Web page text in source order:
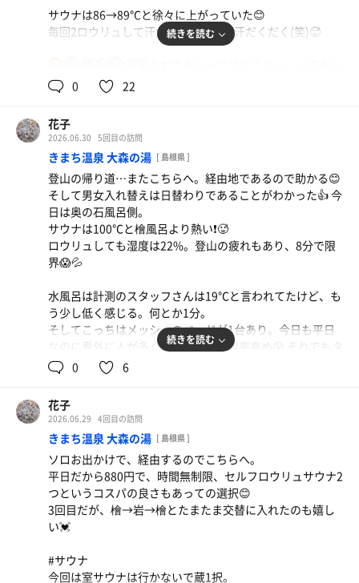
運動した後は肉！
ロッカーも大きさ選べるし、色々サービス精神感じました
💕外に例の本物オレンジ使った生搾り自販機とサーティワ
機初めて見た‼️
石。もちろん椅子の石はきれいに平らになってる。ベンチ
らしきものも奥にありました。所謂プラ椅子は無し😰
水風呂縁または石の椅子での休憩…気持ち良かったけどね
地元に愛されてる感たっぷりの、のんびりサ活には持って
こいの施設…いいなぁ…😍
サウナは86→89℃と徐々に上がっていた😊
毎回2ロウリュして汗だく…というか汗だくだく(笑)🥵
た。でも水風呂の温度計は20℃だった😅
始めのうちは2分最後の2セットは3分。浴槽だから羽衣バ
ッチリ❗️たまに手を動かして剥がしたりして😊
さすがに3分入るとちょっとふらふら😵🌀
アマミも全身です…。
途中スタッフさんが氷を追加してくださってたからずっと
冷たかったよ🎵
風はそれ程感じなかったけど十分体が冷えてたので気持ち
良かった❗️🥰トンボがたくさん飛んでいました😊
氷があれば夏もいける感じですね～🙆⤴️
オリジナル飲料
続きを読む
0 22
花子
2026.06.30 5回目の訪問
きまち温泉 大森の湯 [ 島根県 ]
登山の帰り道…またこちらへ。経由地であるので助かる😊
そして男女入れ替えは日替わりであることがわかった👍️ 今
日は奥の石風呂側。
サウナは100℃と檜風呂より熱い❗️🥵
ロウリュしても湿度は22%。登山の疲れもあり、8分で限
界😱💦
水風呂は計測のスタッフさんは19℃と言われてたけど、も
う少し低く感じる。何とか1分。
そしてこっちはメッシュのベッドが1台あり。今日も平日
なのに意外に人が多くて、ベッド使用率高め😰 それでもタ
イミングよく3セットとも使えた😂 意外にベッドより椅子
の人が多い…😅
疲れて寝てしまったら大変…と思ったけど意外に寝れず😱
💦
熱くて蔵サウナは長く入れず、3セット目は室サウナで12
分じっくり蒸されました😌💓
もちろんロウリュしてね🥰
青空と土壁？の赤茶色のコントラストが素敵な外気浴。風
もあって気持ち良かった🙆⤴️
続きを読む
0 6
花子
2026.06.29 4回目の訪問
きまち温泉 大森の湯 [ 島根県 ]
ソロお出かけで、経由するのでこちらへ。
平日だから880円で、時間無制限、セルフロウリュサウナ2
つというコスパの良さもあっての選択😊
3回目だが、檜→岩→檜とたまたま交替に入れたのも嬉し
い💓
#サウナ
今回は室サウナは行かないで蔵1択。